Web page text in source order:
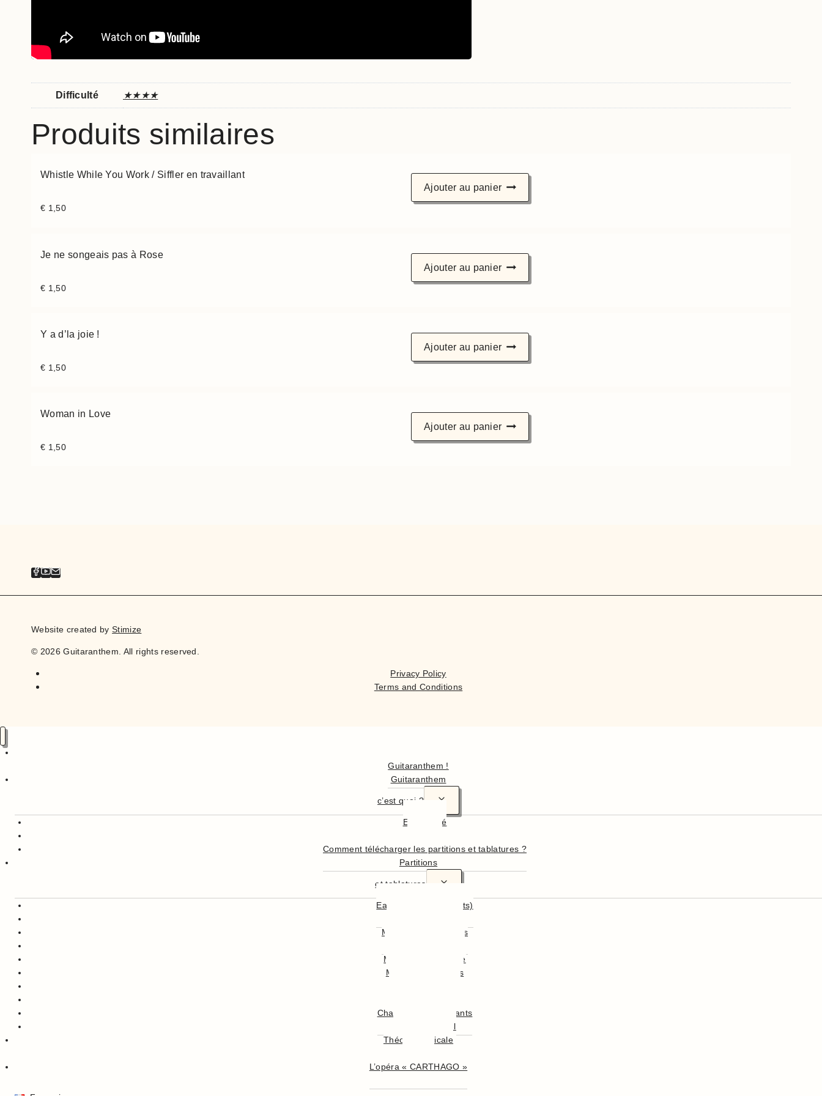
Difficulté ★★★★
Produits similaires
Whistle While You Work / Siffler en travaillant
€ 1,50
Ajouter au panier
Je ne songeais pas à Rose
€ 1,50
Ajouter au panier
Y a d’la joie !
€ 1,50
Ajouter au panier
Woman in Love
€ 1,50
Ajouter au panier
Website created byStimize
© 2026 Guitaranthem. All rights reserved.
Privacy Policy
Terms and Conditions
Guitaranthem !
Guitaranthem
c’est quoi ?
En résumé
Comment télécharger les partitions et tablatures ?
Partitions
et tablatures
Easy Guitar (débutants)
Musiques Françaises
Musiques du Monde
Musiques Célèbres
Chansons pour Enfants
Chants de Noël
Théorie musicale
L’opéra « CARTHAGO »